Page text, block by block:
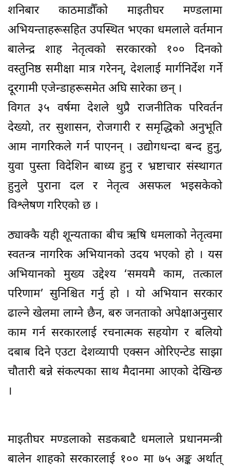
शनिबार काठमाडौँको माइतीघर मण्डलामा
अभियन्ताहरूसहित उपस्थित भएका धमलाले वर्तमान
बालेन्द्र शाह नेतृत्वको सरकारको १०० दिनको
वस्तुनिष्ठ समीक्षा मात्र गरेनन्, देशलाई मार्गनिर्देश गर्ने
दूरगामी एजेन्डाहरूसमेत अघि सारेका छन् ।
विगत ३५ वर्षमा देशले थुप्रै राजनीतिक परिवर्तन
देख्यो, तर सुशासन, रोजगारी र समृद्धिको अनुभूति
आम नागरिकले गर्न पाएनन् । उद्योगधन्दा बन्द हुनु,
युवा पुस्ता विदेशिन बाध्य हुनु र भ्रष्टाचार संस्थागत
हुनुले पुराना दल र नेतृत्व असफल भइसकेको
विश्लेषण गरिएको छ ।
ठ्याक्कै यही शून्यताका बीच ऋषि धमलाको नेतृत्वमा
स्वतन्त्र नागरिक अभियानको उदय भएको हो । यस
अभियानको मुख्य उद्देश्य ‘समयमै काम, तत्काल
परिणाम’ सुनिश्चित गर्नु हो । यो अभियान सरकार
ढाल्ने खेलमा लाग्ने छैन, बरु जनताको अपेक्षाअनुसार
काम गर्न सरकारलाई रचनात्मक सहयोग र बलियो
दबाब दिने एउटा देशव्यापी एक्सन ओरिएन्टेड साझा
चौतारी बन्ने संकल्पका साथ मैदानमा आएको देखिन्छ
।
माइतीघर मण्डलाको सडकबाटै धमलाले प्रधानमन्त्री
बालेन शाहको सरकारलाई १०० मा ७५ अङ्क अर्थात्